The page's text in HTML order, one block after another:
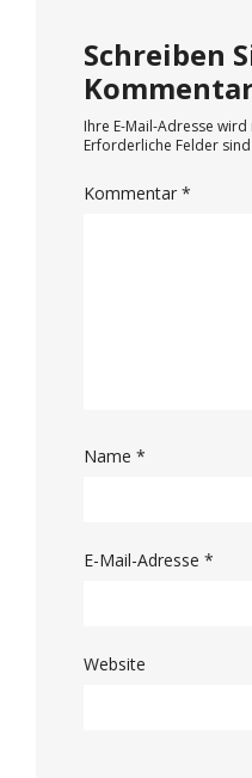
Schreiben
Ihre E-Mail-Adresse
Erforderliche Felder
Kommentar *
Name *
E-Mail-Adresse *
Website